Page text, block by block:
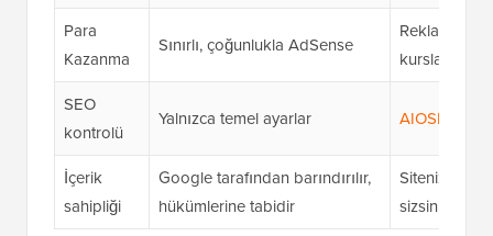
Para
Kazanma
Sınırlı, çoğunlukla AdSense
Reklamlar,
kurslar ve
SEO
kontrolü
Yalnızca temel ayarlar AIOSEO
İçerik
sahipliği
Google tarafından barındırılır,
hükümlerine tabidir
Sitenizin,
sizsiniz